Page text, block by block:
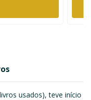
usados), teve início